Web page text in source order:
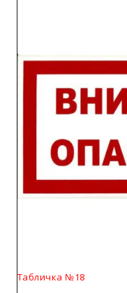
Табличка №18